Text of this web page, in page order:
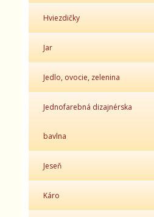
Hviezdičky
Jar
Jedlo, ovocie, zelenina
Jednofarebná dizajnérska
bavlna
Jeseň
Káro